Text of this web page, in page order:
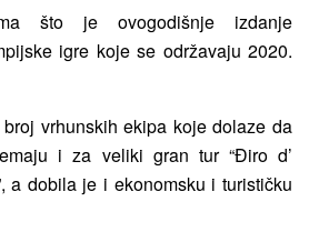
što je ovogodišnje izdanje
igre koje se održavaju 2020.
vrhunskih ekipa koje dolaze da
i za veliki gran tur “Điro d’
a dobila je i ekonomsku i turističku